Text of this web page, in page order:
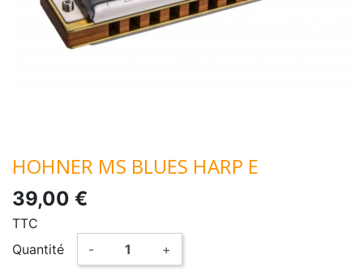
HOHNER MS BLUES HARP E
39,00 €
TTC
Quantité
- +